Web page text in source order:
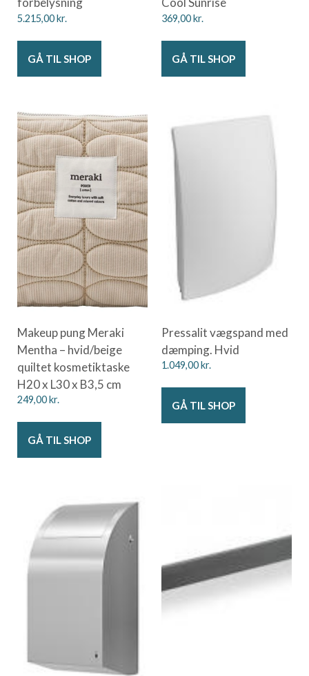
5.215,00kr.
GÅ TIL SHOP
369,00kr.
GÅ TIL SHOP
Makeup pung Meraki
Mentha – hvid/beige
quiltet kosmetiktaske
H20 x L30 x B3,5 cm
249,00kr.
GÅ TIL SHOP
Pressalit vægspand med
dæmping. Hvid
1.049,00kr.
GÅ TIL SHOP